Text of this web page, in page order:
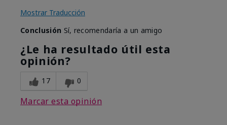
Mostrar Traducción
Conclusión Sí, recomendaría a un amigo
¿Le ha resultado útil esta
opinión?
17 0
Marcar esta opinión